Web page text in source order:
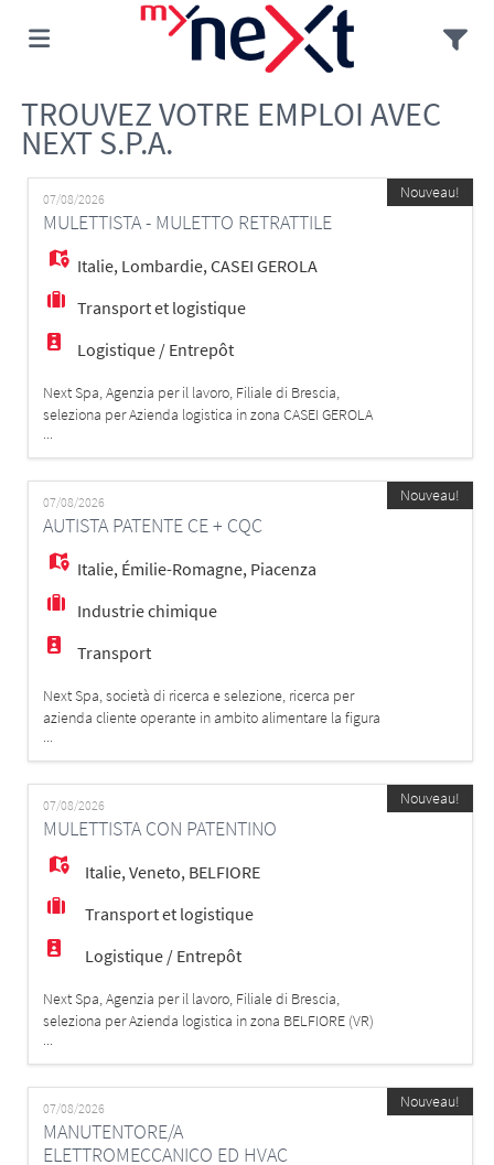
Accueil
Emplois
Déposez
votre
CV
Connexion
Langue
EN
FR
IT
DE
ES
PT
TROUVEZ VOTRE EMPLOI AVEC
NEXT S.P.A.
07/08/2026
MULETTISTA - MULETTO RETRATTILE
Italie, Lombardie,CASEI GEROLA
Transport et logistique
Logistique / Entrepôt
Next Spa, Agenzia per il lavoro, Filiale di Brescia,
seleziona per Azienda logistica in zona CASEI GEROLA
(PV) per un picco di lavoro di 2 mesi MAGAZZINIERE
MULETTISTA MANSIONI: - carico/scarico - picking -
movimentazione merci con commissionatore verticale
REQUISITI: - Patentino del muletto - Uso pratico di
muletto, carrello retrattil
...
Nouveau!
07/08/2026
AUTISTA PATENTE CE + CQC
Italie, Émilie-Romagne, Piacenza
Industrie chimique
Transport
Next Spa, società di ricerca e selezione, ricerca per
azienda cliente operante in ambito alimentare la figura
di: AUTISTA PATENTE CE + CQC Siamo alla ricerca di
un autista di autotreni scarrabili; la figura selezionata si
occuperà principalmente della movimentazione e del
posizionamento di celle frigorifere e cassoni scarrabili
presso azien
...
Nouveau!
07/08/2026
MULETTISTA CON PATENTINO
Italie,Veneto, BELFIORE
Transport et logistique
Logistique / Entrepôt
Next Spa, Agenzia per il lavoro, Filiale di Brescia,
seleziona per Azienda logistica in zona BELFIORE (VR)
MAGAZZINIERE MULETTISTA MANSIONI: - carico/scarico
- picking - movimentazione merci con muletto retrattile
REQUISITI: - Patentino del muletto - Uso pratico di
muletto, carrello retrattile, commissionatore verticale SI
OFFRE CONT
...
Nouveau!
07/08/2026
MANUTENTORE/A
ELETTROMECCANICO ED HVAC
Nouveau!